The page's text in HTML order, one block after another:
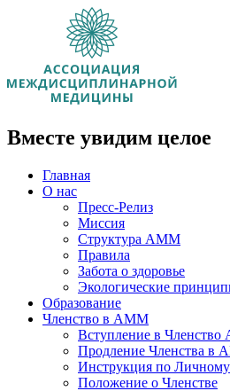
Вместе увидим целое
Главная
О нас
Пресс-Релиз
Миссия
Структура АММ
Правила
Забота о здоровье
Экологические
Образование
Членство в АММ
Вступление в
Продление Членства в
Инструкция по Личному
Положение о Членстве